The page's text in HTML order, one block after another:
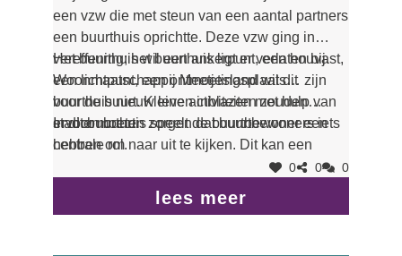
een vzw die met steun van een aantal partners
een buurthuis oprichtte. Deze vzw ging in
vereffening; het buurthuis ligt er verlaten bij.
Woonmaatschappij Meetjesland wil dit
buurthuis nieuw leven inblazen met hulp van
stad en buurt.
Het buurthuis wil een ankerpunt, een houvast,
een lichtpunt, een ontmoetingsplaats… zijn
voor de buurt. Kleine activiteiten zouden
ervoor moeten zorgen dat buurtbewoners iets
hebben om naar uit te kijken. Dit kan een
barbecue, een buurtfeest, een kaas- en
wijnbuffet, een wandeltocht, een
opruimactie… zijn. Maar om activiteiten te
worden gerenoveerd. Naast een budget en de
In dit buurthuis speelt de buurtbewoner een
centrale rol.
0 0 0
lees meer